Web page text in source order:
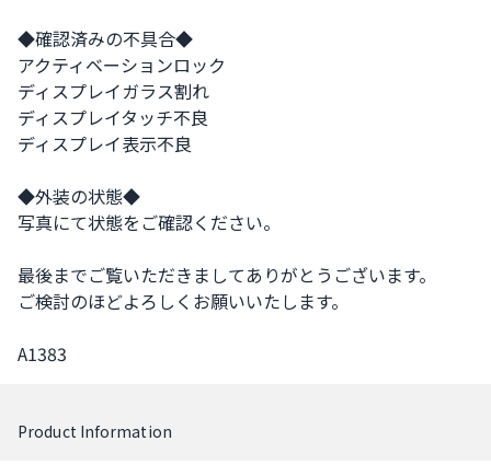
◆確認済みの不具合◆
アクティベーションロック
ディスプレイガラス割れ
ディスプレイタッチ不良
ディスプレイ表示不良
◆外装の状態◆
写真にて状態をご確認ください。
最後までご覧いただきましてありがとうございます。
ご検討のほどよろしくお願いいたします。
A1383
Product Information